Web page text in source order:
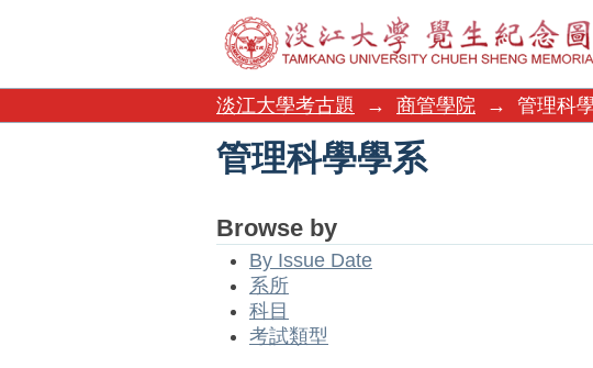
管理科學學系
淡江大學考古題
→ 商管學院 → 管理科
管理科學學系
Browse by
By Issue Date
系所
科目
考試類型